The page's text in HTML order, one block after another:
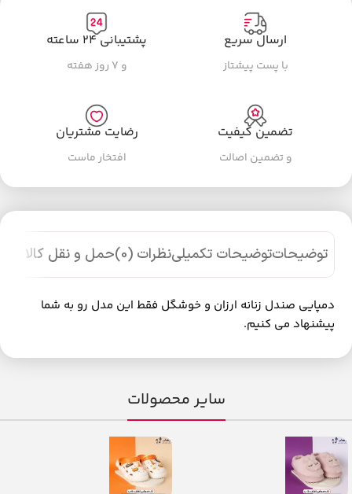
ارسال سریع
با پست پیشتاز
پشتیبانی ۲۴ ساعته
و ۷ روز هفته
تضمین کیفیت
و تضمین اصالت
رضایت مشتریان
افتخار ماست
توضیحاتتوضیحات تکمیلینظرات (0) حمل و نقل کالا
دمپایی صندل زنانه ارزان و خوشگل فقط این مدل رو به شما
پیشنهاد می کنیم.
سایر محصولات